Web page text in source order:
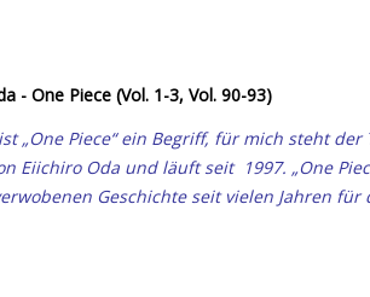
- One Piece (Vol. 1-3, Vol. 90-93)
„One Piece“ ein Begriff, für mich steht der
Eiichiro Oda und läuft seit 1997. „One
Geschichte seit vielen Jahren